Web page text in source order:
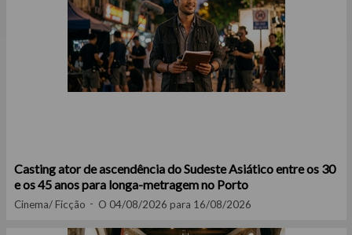
Casting ator de ascendência do Sudeste Asiático entre os 30
e os 45 anos para longa-metragem no Porto
Cinema/ Ficção O 04/08/2026 para 16/08/2026